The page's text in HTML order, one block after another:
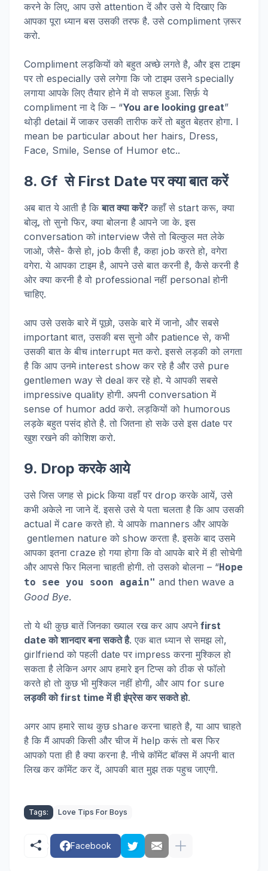
करने के लिए, आप उसे attention दें और उसे ये दिखाए कि
आपका पूरा ध्यान बस उसकी तरफ है. उसे compliment ज़रूर
करो.
Compliment लड़कियों को बहुत अच्छे लगते है, और इस टाइम
पर तो especially उसे लगेगा कि जो टाइम उसने specially
लगाया आपके लिए तैयार होने में वो सफल हुआ. सिर्फ़ ये
compliment ना दे कि – “You are looking great”
थोड़ी detail में जाकर उसकी तारीफ करें तो बहुत बेहतर होगा. I
mean be particular about her hairs, Dress,
Face, Smile, Sense of Humor etc..
8. Gf से First Date पर क्या बात करें
अब बात ये आती है किबात क्या करें? कहाँ से start करू, क्या
बोलू. तो सुनो फिर, क्या बोलना है आपने जा के. इस
conversation को interview जैसे तो बिल्कुल मत लेके
जाओ, जैसे- कैसे हो, job कैसी है, कहा job करते हो, वगेरा
वगेरा. ये आपका टाइम है, आपने उसे बात करनी है, कैसे करनी है
ओर क्या करनी है वो professional नहीं personal होनी
चाहिए.
आप उसे उसके बारे में पूछो, उसके बारे में जानो, और सबसे
important बात, उसकी बस सुनो और patience से, कभी
उसकी बात के बीच interrupt मत करो. इससे लड़की को लगता
है कि आप उनमे interest show कर रहे है और उसे pure
gentlemen way से deal कर रहे हो. ये आपकी सबसे
impressive quality होगी. अपनी conversation में
sense of humor add करो. लड़कियों को humorous
लड़के बहुत पसंद होते है. तो जितना हो सके उसे इस date पर
खुश रखने की कोशिश करो.
9. Drop करके आये
उसे जिस जगह से pick किया वहाँ पर drop करके आयें, उसे
कभी अकेले ना जाने दें. इससे उसे ये पता चलता है कि आप उसकी
actual में care करते हो. ये आपके manners और आपके
gentlemen nature को show करता है. इसके बाद उसमे
आपका इतना craze हो गया होगा कि वो आपके बारे में ही सोचेगी
और आपसे फिर मिलना चाहती होगी. तो उसको बोलना – “Hope
to see you soon again" and then wave a
Good Bye.
तो ये थी कुछ बातें जिनका ख्याल रख कर आप अपनेfirst
date को शानदार बना सकते है. एक बात ध्यान से समझ लो,
girlfriend को पहली date पर impress करना मुश्किल हो
सकता है लेकिन अगर आप हमारे इन टिप्स को ठीक से फॉलो
करते हो तो कुछ भी मुश्किल नहीं होगी, और आप for sure
लड़की को first time में ही इंप्रेस कर सकते हो.
अगर आप हमारे साथ कुछ share करना चाहते है, या आप चाहते
है कि मैं आपकी किसी और चीज में help करूं तो बस फिर
आपको पता ही है क्या करना है. नीचे कॉमेंट बॉक्स में अपनी बात
लिख कर कॉमेंट कर दें, आपकी बात मुझ तक पहुच जाएगी.
Tags: Love Tips For Boys
Facebook